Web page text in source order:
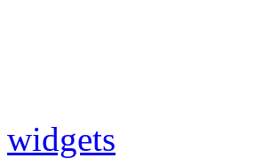
widgets